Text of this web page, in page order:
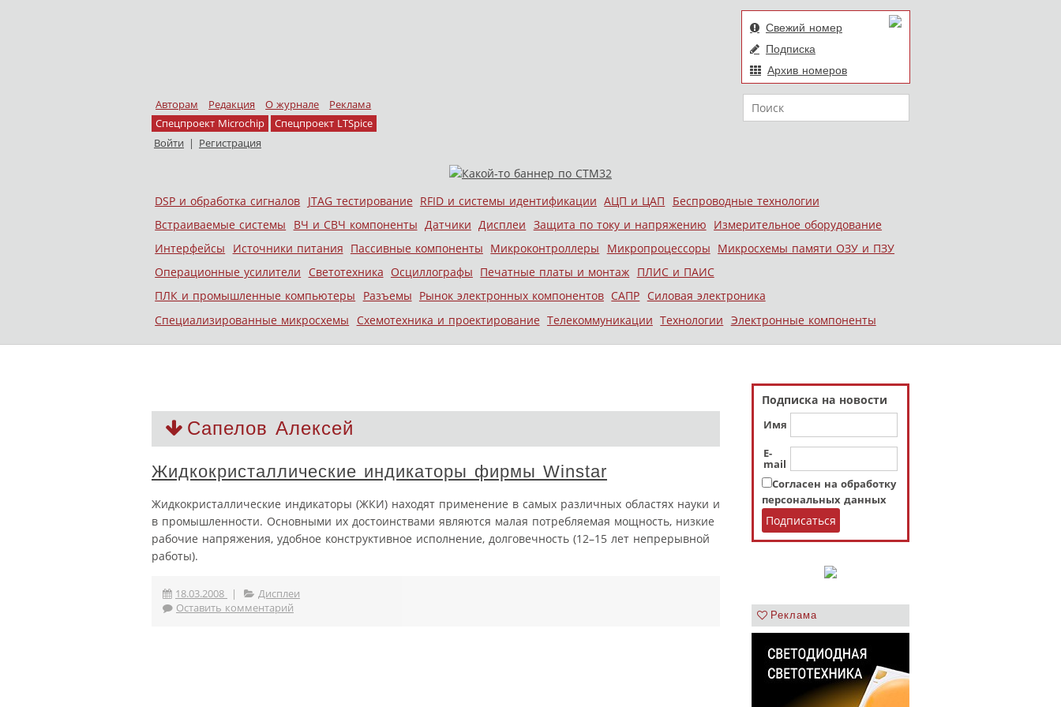
Авторам Редакция О журнале
Реклама
Спецпроект Microchip
Спецпроект LTSpice
Войти | Регистрация
Свежий номер
Подписка
Архив номеров
Поиск
Меню
Skip to content
DSP и обработка сигналов JTAG тестирование RFID и системы идентификации АЦП и ЦАП
Беспроводные технологии
Встраиваемые системы
ВЧ и СВЧ компоненты Датчики Дисплеи Защита по току и напряжению Измерительное оборудование
Интерфейсы
Источники питания Пассивные компоненты Микроконтроллеры Микропроцессоры Микросхемы памяти ОЗУ и ПЗУ
Операционные усилители
Светотехника Осциллографы Печатные платы и монтаж ПЛИС и ПАИС
ПЛК и промышленные компьютеры
Разъемы Рынок электронных компонентов САПР Силовая электроника
Специализированные микросхемы
Схемотехника и проектирование Телекоммуникации Технологии Электронные компоненты
Подписка на новости
Имя
E-
mail
Согласен на обработку
персональных данных
Реклама
Сапелов Алексей
Жидкокристаллические индикаторы фирмы Winstar
Жидкокристаллические индикаторы (ЖКИ) находят применение в самых различных областях науки и
в промышленности. Основными их достоинствами являются малая потребляемая мощность, низкие
рабочие напряжения, удобное конструктивное исполнение, долговечность (12–15 лет непрерывной
работы).
18.03.2008 |
Дисплеи
Оставить комментарий